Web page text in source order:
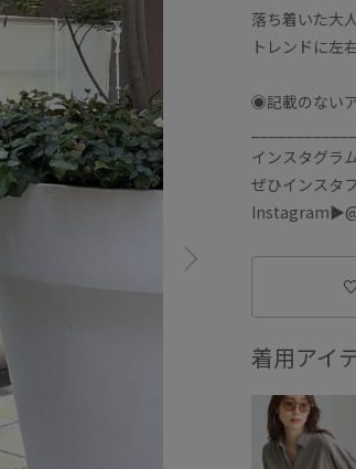
落ち着いた大
トレンドに左
◉記載のない
インスタグラ
ぜひインスタ
着用アイ